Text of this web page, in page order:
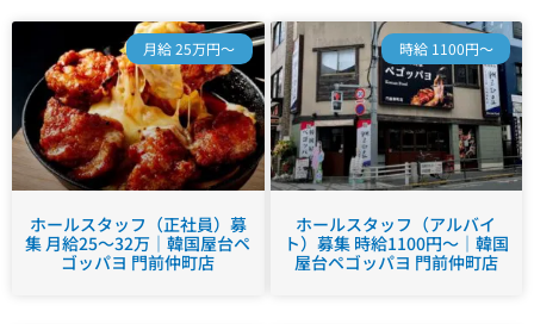
月給 25万円～
ホールスタッフ（正社員）募
集 月給25～32万｜韓国屋台ペ
ゴッパヨ 門前仲町店
時給 1100円～
ホールスタッフ（アルバイ
ト）募集 時給1100円～｜韓国
屋台ペゴッパヨ 門前仲町店